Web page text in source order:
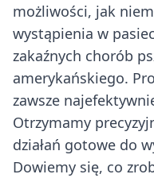
możliwości, jak
wystąpienia w
zakaźnych chorób
amerykańskiego.
zawsze
Otrzymamy
działań gotowe do
Dowiemy się, co